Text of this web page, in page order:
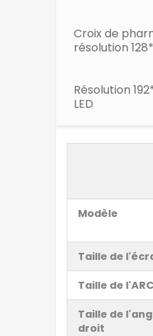
Croix de
résolution
Résolution
LED
Modèle
Taille de
Taille de l'ARC
Taille de
droit